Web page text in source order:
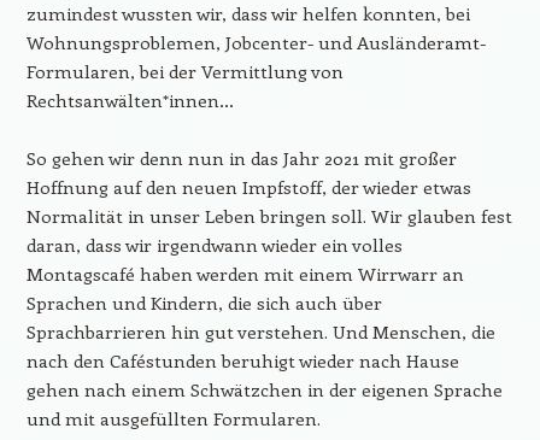
zumindest wussten wir, dass wir helfen konnten, bei
Wohnungsproblemen, Jobcenter- und Ausländeramt-
Formularen, bei der Vermittlung von
Rechtsanwälten*innen…
So gehen wir denn nun in das Jahr 2021 mit großer
Hoffnung auf den neuen Impfstoff, der wieder etwas
Normalität in unser Leben bringen soll. Wir glauben fest
daran, dass wir irgendwann wieder ein volles
Montagscafé haben werden mit einem Wirrwarr an
Sprachen und Kindern, die sich auch über
Sprachbarrieren hin gut verstehen. Und Menschen, die
nach den Caféstunden beruhigt wieder nach Hause
gehen nach einem Schwätzchen in der eigenen Sprache
und mit ausgefüllten Formularen.